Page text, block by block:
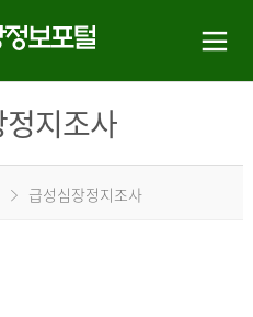
지조사
급성심장정지조사